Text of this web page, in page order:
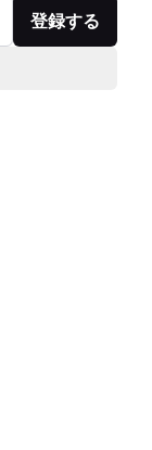
登録する